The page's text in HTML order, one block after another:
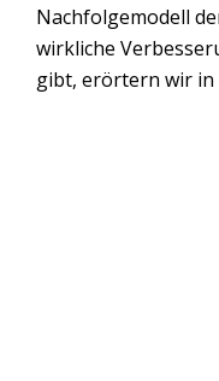
Nachfolgemodell
wirkliche
gibt, erörtern wir in